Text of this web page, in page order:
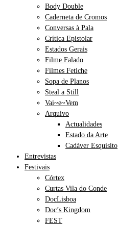
Body Double
Caderneta de Cromos
Conversas à Pala
Crítica Epistolar
Estados Gerais
Filme Falado
Filmes Fetiche
Sopa de Planos
Steal a Still
Vai~e~Vem
Arquivo
Actualidades
Estado da Arte
Cadáver Esquisito
Entrevistas
Festivais
Córtex
Curtas Vila do Conde
DocLisboa
Doc’s Kingdom
FEST